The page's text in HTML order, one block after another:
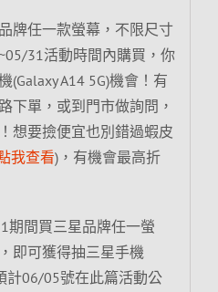
牌任一款螢幕，不限尺寸
31活動時間內購買，你
(Galaxy A14 5G)機會！有
下單，或到門市做詢問，
想要撿便宜也別錯過蝦皮
我查看)，有機會最高折
期間買三星品牌任一螢
即可獲得抽三星手機
計06/05號在此篇活動公